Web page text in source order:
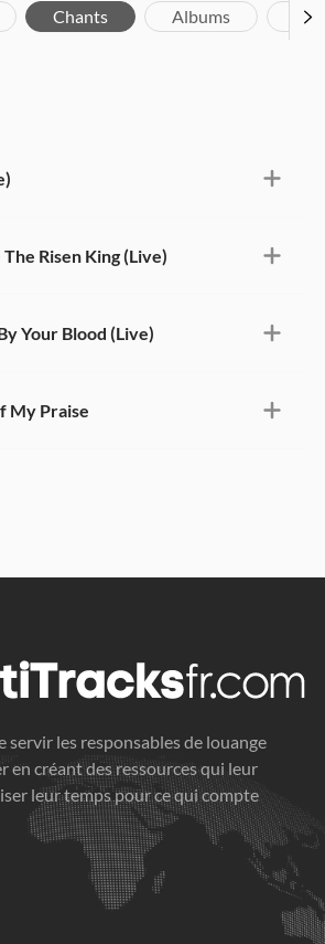
Chants Albums
Risen King (Live)
Your Blood (Live)
My Praise
servir les responsables de louange
en créant des ressources qui leur
leur temps pour ce qui compte